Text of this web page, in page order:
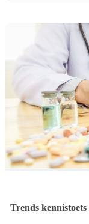
Trends